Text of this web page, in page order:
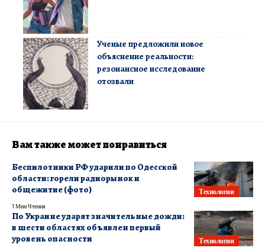
Ученые предложили новое
объяснение реальности:
резонансное исследование
отозвали
Вам также может понравиться
Технологии
Беспилотники РФ ударили по Одесской
области: горели радиорынок и
общежитие (фото)
1 Мин Чтения
Технологии
По Украине ударят значительные дожди:
в шести областях объявлен первый
уровень опасности